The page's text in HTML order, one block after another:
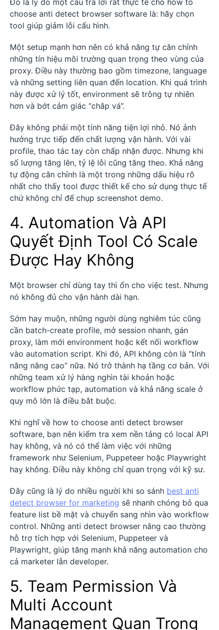
choose anti detect browser software là: hãy chọn
tool giúp giảm lỗi cấu hình.
Một setup mạnh hơn nên có khả năng tự căn chỉnh
những tín hiệu môi trường quan trọng theo vùng của
proxy. Điều này thường bao gồm timezone, language
và những setting liên quan đến location. Khi quá trình
này được xử lý tốt, environment sẽ trông tự nhiên
hơn và bớt cảm giác “chắp vá”.
Đây không phải một tính năng tiện lợi nhỏ. Nó ảnh
hưởng trực tiếp đến chất lượng vận hành. Với vài
profile, thao tác tay còn chấp nhận được. Nhưng khi
số lượng tăng lên, tỷ lệ lỗi cũng tăng theo. Khả năng
tự động căn chỉnh là một trong những dấu hiệu rõ
nhất cho thấy tool được thiết kế cho sử dụng thực tế
chứ không chỉ để chụp screenshot demo.
4. Automation Và API
Quyết Định Tool Có Scale
Được Hay Không
Một browser chỉ dùng tay thì ổn cho việc test. Nhưng
nó không đủ cho vận hành dài hạn.
Sớm hay muộn, những người dùng nghiêm túc cũng
cần batch-create profile, mở session nhanh, gán
proxy, làm mới environment hoặc kết nối workflow
vào automation script. Khi đó, API không còn là “tính
năng nâng cao” nữa. Nó trở thành hạ tầng cơ bản. Với
những team xử lý hàng nghìn tài khoản hoặc
workflow phức tạp, automation và khả năng scale ở
quy mô lớn là điều bắt buộc.
Khi nghĩ về how to choose anti detect browser
software, bạn nên kiểm tra xem nền tảng có local API
hay không, và nó có thể làm việc với những
framework như Selenium, Puppeteer hoặc Playwright
hay không. Điều này không chỉ quan trọng với kỹ sư.
Đây cũng là lý do nhiều người khi so sánh best anti
detect browser for marketing sẽ nhanh chóng bỏ qua
feature list bề mặt và chuyển sang nhìn vào workflow
control. Những anti detect browser nâng cao thường
hỗ trợ tích hợp với Selenium, Puppeteer và
Playwright, giúp tăng mạnh khả năng automation cho
cả marketer lẫn developer.
5. Team Permission Và
Multi Account
Management Quan Trọng